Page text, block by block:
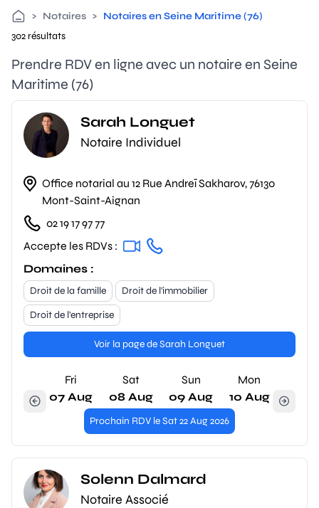
> Notaires > Notaires en Seine Maritime (76)
302 résultats
Prendre RDV en ligne avec un notaire en Seine
Maritime (76)
Sarah Longuet
Notaire Individuel
Office notarial au 12 Rue Andreï Sakharov, 76130
Mont-Saint-Aignan
02 19 17 97 77
Accepte les RDVs :
Domaines :
Droit de la famille
Droit de l'immobilier
Droit de l'entreprise
Voir la page de Sarah Longuet
Fri
07 Aug
Sat
08 Aug
Sun
09 Aug
Mon
10 Aug
Prochain RDV le Sat 22 Aug 2026
Solenn Dalmard
Notaire Associé